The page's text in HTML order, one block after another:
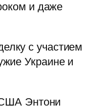
и даже
с участием
Украине и
США Энтони